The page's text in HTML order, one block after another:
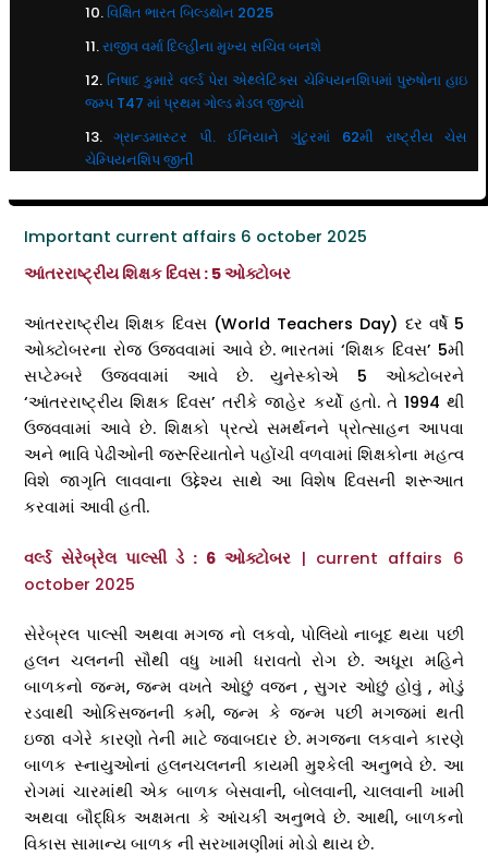
વિક્ષિત ભારત બિલ્ડથોન 2025
રાજીવ વર્મા દિલ્હીના મુખ્ય સચિવ બનશે
નિષાદ કુમારે વર્લ્ડ પેરા એથ્લેટિક્સ ચેમ્પિયનશિપમાં પુરુષોના હાઇ
જમ્પ T47 માં પ્રથમ ગોલ્ડ મેડલ જીત્યો
ગ્રાન્ડમાસ્ટર પી. ઈનિયાને ગુંટુરમાં 62મી રાષ્ટ્રીય ચેસ
ચેમ્પિયનશિપ જીતી
Important current affairs 6 october 2025
આંતરરાષ્ટ્રીય શિક્ષક દિવસ : 5 ઓક્ટોબર
આંતરરાષ્ટ્રીય શિક્ષક દિવસ (World Teachers Day) દર વર્ષે 5
ઓક્ટોબરના રોજ ઉજવવામાં આવે છે. ભારતમાં ‘શિક્ષક દિવસ’ 5મી
સપ્ટેમ્બરે ઉજવવામાં આવે છે. યુનેસ્કોએ 5 ઓક્ટોબરને
‘આંતરરાષ્ટ્રીય શિક્ષક દિવસ’ તરીકે જાહેર કર્યો હતો. તે 1994 થી
ઉજવવામાં આવે છે. શિક્ષકો પ્રત્યે સમર્થનને પ્રોત્સાહન આપવા
અને ભાવિ પેઢીઓની જરૂરિયાતોને પહોંચી વળવામાં શિક્ષકોના મહત્વ
વિશે જાગૃતિ લાવવાના ઉદ્દેશ્ય સાથે આ વિશેષ દિવસની શરૂઆત
કરવામાં આવી હતી.
વર્લ્ડ સેરેબ્રેલ પાલ્સી ડે : 6 ઓક્ટોબર | current affairs 6
october 2025
સેરેબ્રલ પાલ્સી અથવા મગજ નો લકવો, પોલિયો નાબૂદ થયા પછી
હલન ચલનની સૌથી વધુ ખામી ધરાવતો રોગ છે. અધૂરા મહિને
બાળકનો જન્મ, જન્મ વખતે ઓછું વજન , સુગર ઓછું હોવું , મોડું
રડવાથી ઓકિસજનની કમી, જન્મ કે જન્મ પછી મગજમાં થતી
ઇજા વગેરે કારણો તેની માટે જવાબદાર છે. મગજના લકવાને કારણે
બાળક સ્નાયુઓનાં હલનચલનની કાયમી મુશ્કેલી અનુભવે છે. આ
રોગમાં ચારમાંથી એક બાળક બેસવાની, બોલવાની, ચાલવાની ખામી
અથવા બૌદ્ધિક અક્ષમતા કે આંચકી અનુભવે છે. આથી, બાળકનો
વિકાસ સામાન્ય બાળક ની સરખામણીમાં મોડો થાય છે.